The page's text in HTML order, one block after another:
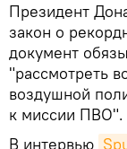
Президент
закон о
документ
"рассмотреть
воздушной
к миссии ПВО".
В интервью